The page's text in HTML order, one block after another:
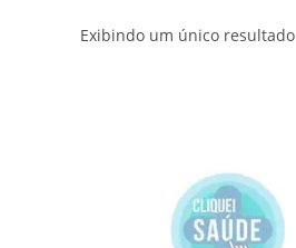
Exibindo um único resultado